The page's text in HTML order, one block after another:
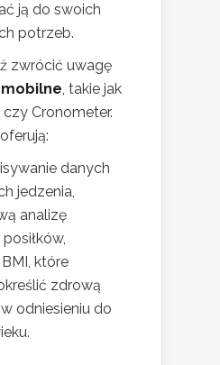
ją do swoich
potrzeb.
zwrócić uwagę
, takie jak
Cronometer.
danych
jedzenia,
analizę
które
zdrową
odniesieniu do